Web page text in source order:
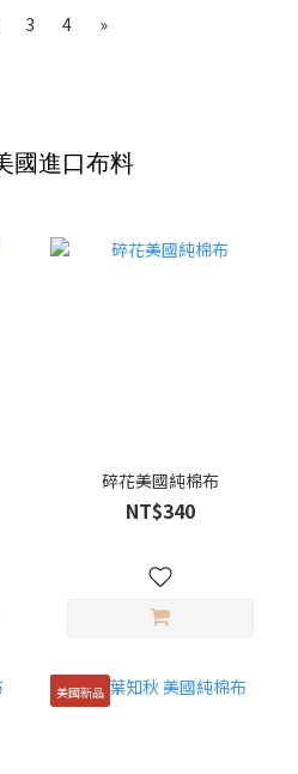
3 4 »
國進口布料
碎花美國純棉布
NT$340
美國新品